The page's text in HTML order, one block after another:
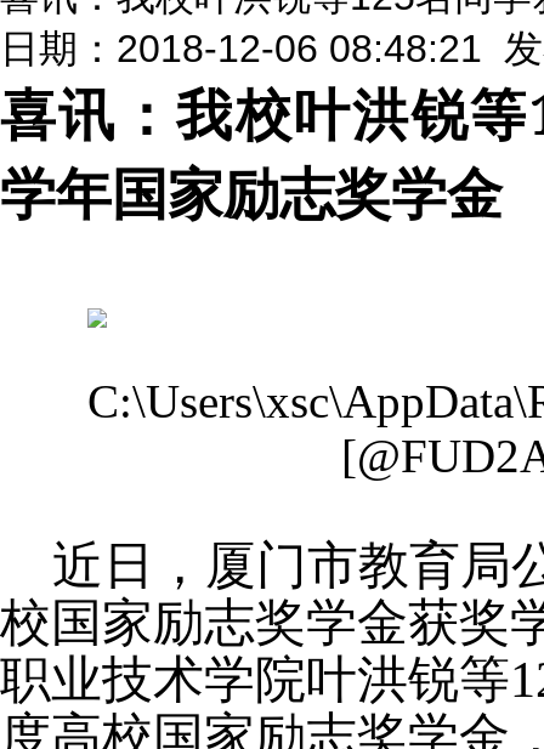
日期：2018-12-06 08:48:21
喜讯：我校叶洪锐等
学年国家励志奖学金
近日，厦门市教育局
校国家励志奖学金获奖
职业技术学院叶洪锐等
度高校国家励志奖学金